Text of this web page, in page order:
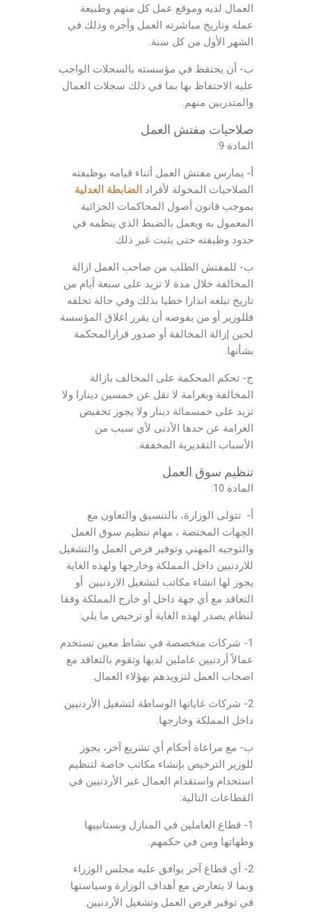
العمال لديه وموقع عمل كل منهم وطبيعة
عمله وتاريخ مباشرته العمل وأجره وذلك في
الشهر الأول من كل سنة.
ب- أن يحتفظ في مؤسسته بالسجلات الواجب
عليه الاحتفاظ بها بما في ذلك سجلات العمال
والمتدربين منهم.
صلاحيات مفتش العمل
المادة 9:
أ- يمارس مفتش العمل أثناء قيامه بوظيفته
الصلاحيات المخولة لأفراد الضابطة العدلية
بموجب قانون أصول المحاكمات الجزائية
المعمول به ويعمل بالضبط الذي ينظمه في
حدود وظيفته حتى يثبت غير ذلك.
ب- للمفتش الطلب من صاحب العمل ازالة
المخالفة خلال مدة لا تزيد على سبعة أيام من
تاريخ تبلغه انذارا خطيا بذلك وفي حالة تخلفه
فللوزير أو من يفوضه أن يقرر اغلاق المؤسسة
لحين إزالة المخالفة أو صدور قرارالمحكمة
بشأنها.
ج- تحكم المحكمة على المخالف بازالة
المخالفة وبغرامة لا تقل عن خمسين دينارا ولا
تزيد على خمسمائة دينار ولا يجوز تخفيض
الغرامة عن حدها الأدنى لأي سبب من
الأسباب التقديرية المخففة.
تنظيم سوق العمل
المادة 10:
أ- تتولى الوزارة، بالتنسيق والتعاون مع
الجهات المختصة ، مهام تنظيم سوق العمل
والتوجيه المهني وتوفير فرص العمل والتشغيل
للاردنيين داخل المملكة وخارجها ولهذه الغاية
يجوز لها انشاء مكاتب لتشغيل الاردنيين أو
التعاقد مع أي جهة داخل أو خارج المملكة وفقا
لنظام يصدر لهذه الغاية أو ترخيص ما يلي:
1- شركات متخصصة في نشاط معين تستخدم
عمالاً أردنيين عاملين لديها وتقوم بالتعاقد مع
اصحاب العمل لتزويدهم بهؤلاء العمال.
2- شركات غاياتها الوساطة لتشغيل الأردنيين
داخل المملكة وخارجها.
ب- مع مراعاة أحكام أي تشريع آخر، يجوز
للوزير الترخيص بإنشاء مكاتب خاصة لتنظيم
استخدام واستقدام العمال غير الأردنيين في
القطاعات التالية:
1- قطاع العاملين في المنازل وبستانييها
وطهاتها ومن في حكمهم.
2- أي قطاع آخر يوافق عليه مجلس الوزراء
وبما لا يتعارض مع أهداف الوزارة وسياستها
في توفير فرص العمل وتشغيل الأردنيين.